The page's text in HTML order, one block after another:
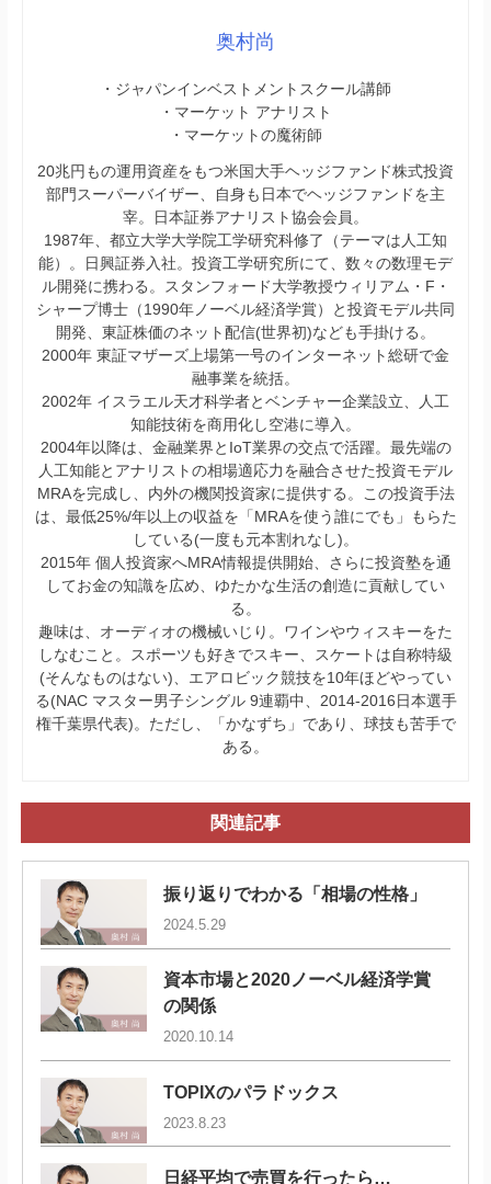
奥村尚
・ジャパンインベストメントスクール講師
・マーケット アナリスト
・マーケットの魔術師
20兆円もの運用資産をもつ米国大手ヘッジファンド株式投資
部門スーパーバイザー、自身も日本でヘッジファンドを主
宰。日本証券アナリスト協会会員。
1987年、都立大学大学院工学研究科修了（テーマは人工知
能）。日興証券入社。投資工学研究所にて、数々の数理モデ
ル開発に携わる。スタンフォード大学教授ウィリアム・F・
シャープ博士（1990年ノーベル経済学賞）と投資モデル共同
開発、東証株価のネット配信(世界初)なども手掛ける。
2000年 東証マザーズ上場第一号のインターネット総研で金
融事業を統括。
2002年 イスラエル天才科学者とベンチャー企業設立、人工
知能技術を商用化し空港に導入。
2004年以降は、金融業界とIoT業界の交点で活躍。最先端の
人工知能とアナリストの相場適応力を融合させた投資モデル
MRAを完成し、内外の機関投資家に提供する。この投資手法
は、最低25%/年以上の収益を「MRAを使う誰にでも」もらた
している(一度も元本割れなし)。
2015年 個人投資家へMRA情報提供開始、さらに投資塾を通
してお金の知識を広め、ゆたかな生活の創造に貢献してい
る。
趣味は、オーディオの機械いじり。ワインやウィスキーをた
しなむこと。スポーツも好きでスキー、スケートは自称特級
(そんなものはない)、エアロビック競技を10年ほどやってい
る(NAC マスター男子シングル 9連覇中、2014-2016日本選手
権千葉県代表)。ただし、「かなずち」であり、球技も苦手で
ある。
関連記事
振り返りでわかる「相場の性格」
2024.5.29
資本市場と2020ノーベル経済学賞
の関係
2020.10.14
TOPIXのパラドックス
2023.8.23
日経平均で売買を行ったら…